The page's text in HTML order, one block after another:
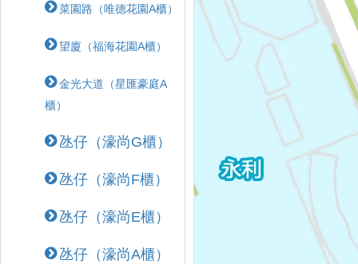
菜園路（唯德花園A櫃）
望廈（福海花園A櫃）
金光大道（星匯豪庭A
櫃）
氹仔（濠尚G櫃）
氹仔（濠尚F櫃）
氹仔（濠尚E櫃）
氹仔（濠尚A櫃）